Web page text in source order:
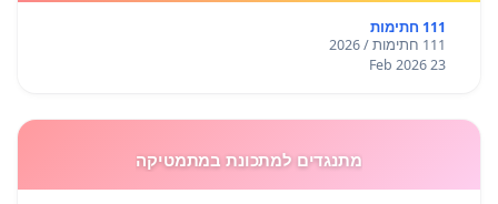
111 חתימות
111 חתימות / 2026
23 Feb 2026
מתנגדים למתכונת במתמטיקה